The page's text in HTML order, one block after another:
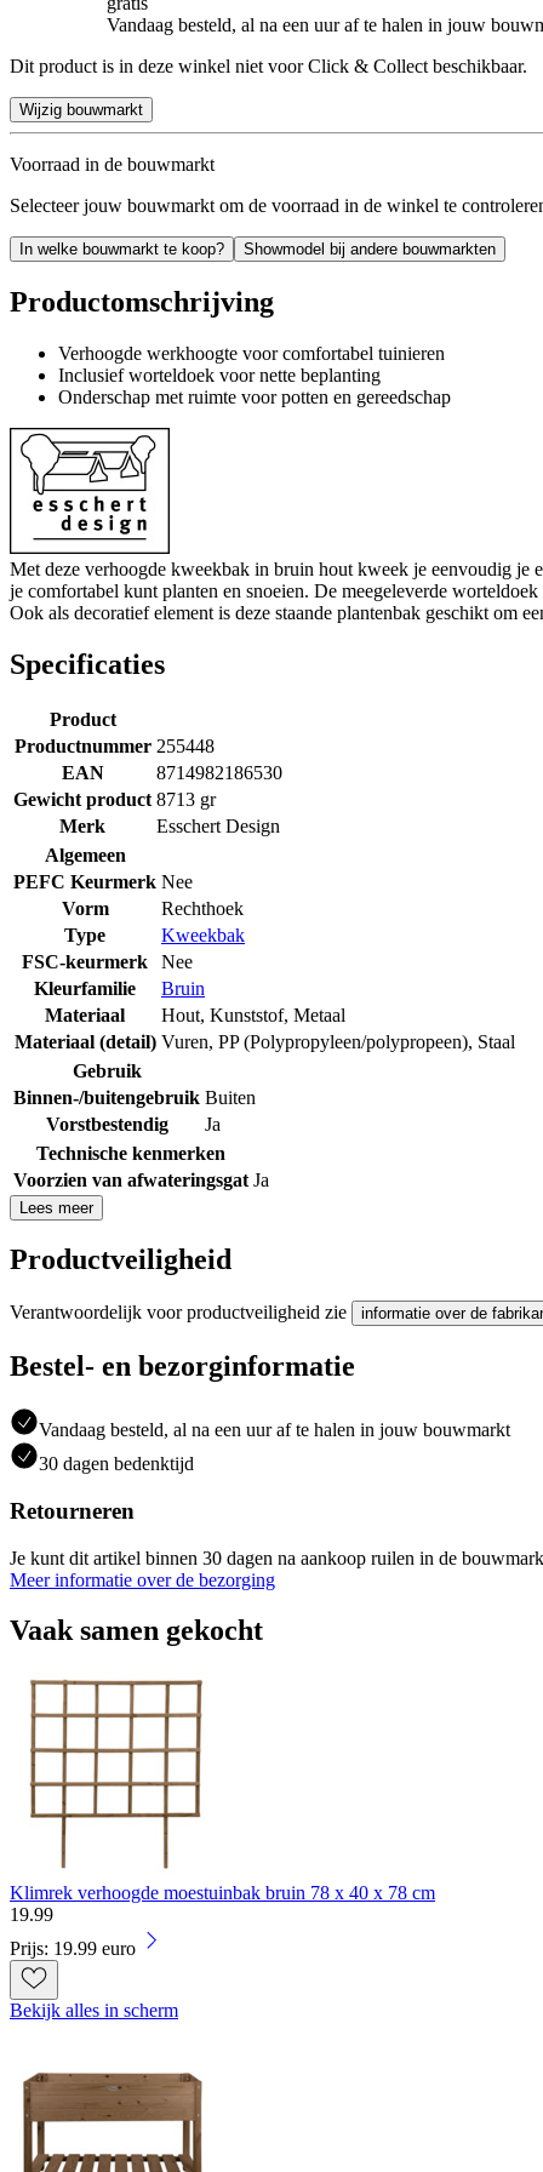
Vandaag besteld, al na een uur af te halen in jouw
Dit product is in deze winkel niet voor Click & Collect beschikbaar.
Wijzig bouwmarkt
Voorraad in de bouwmarkt
Selecteer jouw bouwmarkt om de voorraad in de winkel te
In welke bouwmarkt te koop? Showmodel bij andere bouwmarkten
Productomschrijving
Verhoogde werkhoogte voor comfortabel tuinieren
Inclusief worteldoek voor nette beplanting
Onderschap met ruimte voor potten en gereedschap
Met deze verhoogde kweekbak in bruin hout kweek je eenvoudig je
je comfortabel kunt planten en snoeien. De meegeleverde
Ook als decoratief element is deze staande plantenbak geschikt om
Specificaties
Product
Productnummer 255448
EAN
8714982186530
Gewicht product 8713 gr
Merk
Esschert Design
Algemeen
PEFC Keurmerk Nee
Vorm
Rechthoek
Type
Kweekbak
FSC-keurmerk
Nee
Kleurfamilie
Bruin
Materiaal
Hout, Kunststof, Metaal
Materiaal (detail) Vuren, PP (Polypropyleen/polypropeen), Staal
Gebruik
Binnen-/buitengebruik Buiten
Vorstbestendig
Ja
Technische kenmerken
Voorzien van afwateringsgat Ja
Lees meer
Productveiligheid
Verantwoordelijk voor productveiligheid zie informatie over de
Bestel- en bezorginformatie
Vandaag besteld, al na een uur af te halen in jouw bouwmarkt
30 dagen bedenktijd
Retourneren
Je kunt dit artikel binnen 30 dagen na aankoop ruilen in de
Meer informatie over de bezorging
Vaak samen gekocht
Klimrek verhoogde moestuinbak bruin 78 x 40 x 78 cm
19.99
Prijs: 19.99 euro
Bekijk alles in scherm